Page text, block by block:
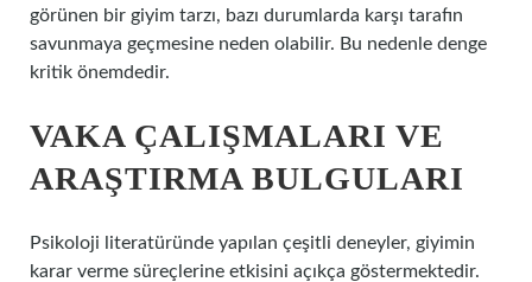
görünen bir giyim tarzı, bazı durumlarda karşı tarafın
savunmaya geçmesine neden olabilir. Bu nedenle denge
kritik önemdedir.
VAKA ÇALIŞMALARI VE
ARAŞTIRMA BULGULARI
Psikoloji literatüründe yapılan çeşitli deneyler, giyimin
karar verme süreçlerine etkisini açıkça göstermektedir.